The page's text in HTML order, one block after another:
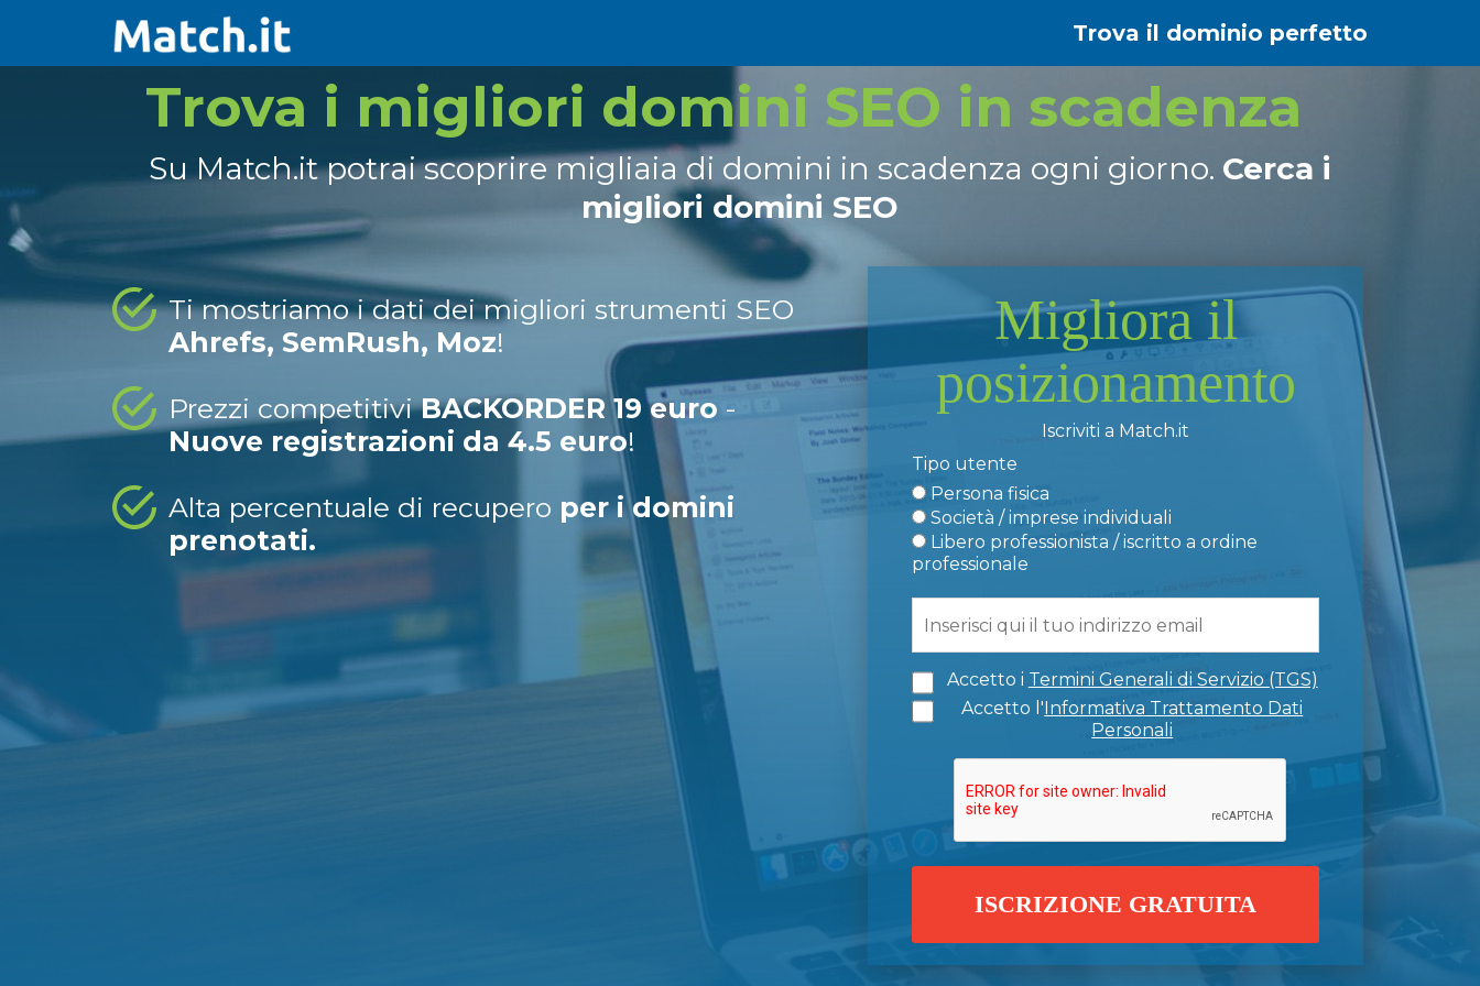
Trova il dominio perfetto
Trova i migliori domini SEO in scadenza
Su Match.it potrai scoprire migliaia di domini in scadenza ogni giorno. Cerca i
migliori domini SEO
Ti mostriamo i dati dei migliori strumenti SEO
Ahrefs, SemRush, Moz!
Prezzi competitiviBACKORDER 19 euro -
Nuove registrazioni da 4.5 euro!
Alta percentuale di recupero per i domini
prenotati.
Migliora il
posizionamento
Iscriviti a Match.it
Tipo utente
Persona fisica
Società / imprese individuali
Libero professionista / iscritto a ordine
professionale
Accetto i Termini Generali di Servizio (TGS)
Accetto l'Informativa Trattamento Dati
Personali